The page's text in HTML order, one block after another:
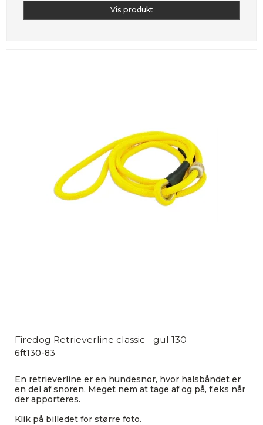
Vis produkt
Firedog Retrieverline classic - gul 130
6ft130-83
En retrieverline er en hundesnor, hvor halsbåndet er
en del af snoren. Meget nem at tage af og på, f.eks når
der apporteres.
Klik på billedet for større foto.